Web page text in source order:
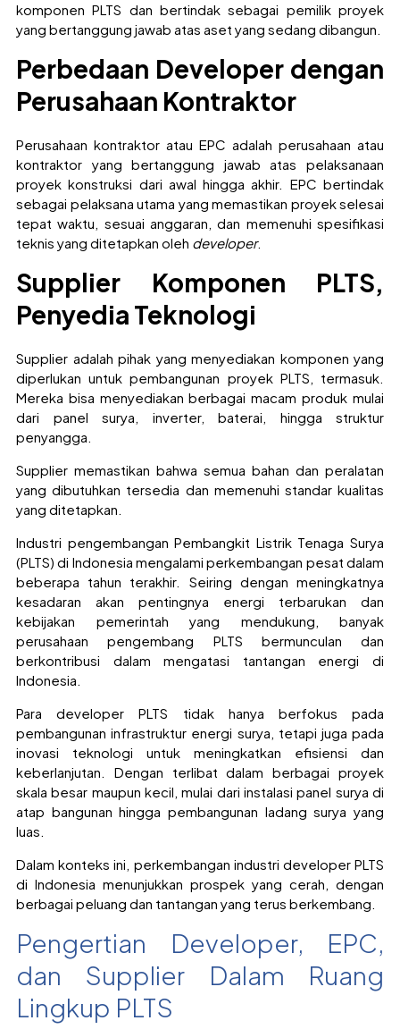
komponen PLTS dan bertindak sebagai pemilik proyek
yang bertanggung jawab atas aset yang sedang dibangun.
Perbedaan Developer dengan
Perusahaan Kontraktor
Perusahaan kontraktor atau EPC adalah perusahaan atau
kontraktor yang bertanggung jawab atas pelaksanaan
proyek konstruksi dari awal hingga akhir. EPC bertindak
sebagai pelaksana utama yang memastikan proyek selesai
tepat waktu, sesuai anggaran, dan memenuhi spesifikasi
teknis yang ditetapkan oleh developer.
Supplier Komponen PLTS,
Penyedia Teknologi
Supplier adalah pihak yang menyediakan komponen yang
diperlukan untuk pembangunan proyek PLTS, termasuk.
Mereka bisa menyediakan berbagai macam produk mulai
dari panel surya, inverter, baterai, hingga struktur
penyangga.
Supplier memastikan bahwa semua bahan dan peralatan
yang dibutuhkan tersedia dan memenuhi standar kualitas
yang ditetapkan.
Industri pengembangan Pembangkit Listrik Tenaga Surya
(PLTS) di Indonesia mengalami perkembangan pesat dalam
beberapa tahun terakhir. Seiring dengan meningkatnya
kesadaran akan pentingnya energi terbarukan dan
kebijakan pemerintah yang mendukung, banyak
perusahaan pengembang PLTS bermunculan dan
berkontribusi dalam mengatasi tantangan energi di
Indonesia.
Para developer PLTS tidak hanya berfokus pada
pembangunan infrastruktur energi surya, tetapi juga pada
inovasi teknologi untuk meningkatkan efisiensi dan
keberlanjutan. Dengan terlibat dalam berbagai proyek
skala besar maupun kecil, mulai dari instalasi panel surya di
atap bangunan hingga pembangunan ladang surya yang
luas.
Dalam konteks ini, perkembangan industri developer PLTS
di Indonesia menunjukkan prospek yang cerah, dengan
berbagai peluang dan tantangan yang terus berkembang.
Pengertian Developer, EPC,
dan Supplier Dalam Ruang
Lingkup PLTS